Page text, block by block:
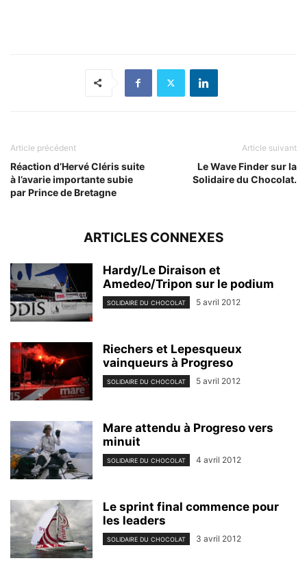
Article précédent
Réaction d’Hervé Cléris suite
à l’avarie importante subie
par Prince de Bretagne
Article suivant
Le Wave Finder sur la
Solidaire du Chocolat.
ARTICLES CONNEXES
Hardy/Le Diraison et
Amedeo/Tripon sur le podium
SOLIDAIRE DU CHOCOLAT 5 avril 2012
Riechers et Lepesqueux
vainqueurs à Progreso
SOLIDAIRE DU CHOCOLAT 5 avril 2012
Mare attendu à Progreso vers
minuit
SOLIDAIRE DU CHOCOLAT 4 avril 2012
Le sprint final commence pour
les leaders
SOLIDAIRE DU CHOCOLAT 3 avril 2012